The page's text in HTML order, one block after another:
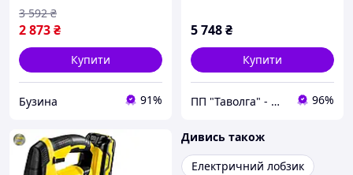
2 873₴
3 592 ₴
Купити
Бузина 91%
5 748₴
Купити
ПП "Таволга" - магазин запчастин та інструментів 96%
Дивись також
Електричний лобзик